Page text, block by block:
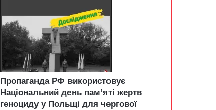
Пропаганда РФ використовує
Національний день пам’яті жертв
геноциду у Польщі для чергової